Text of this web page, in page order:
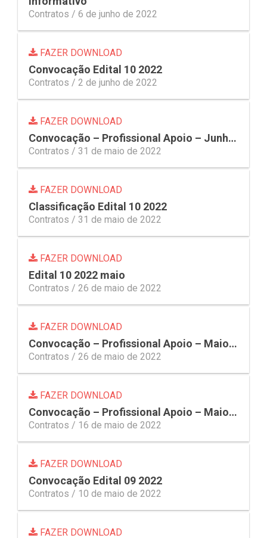
Contratos / 6 de junho de 2022
FAZER DOWNLOAD
Convocação Edital 10 2022
Contratos / 2 de junho de 2022
FAZER DOWNLOAD
Convocação – Profissional Apoio – Junho Res 15 2022
Contratos / 31 de maio de 2022
FAZER DOWNLOAD
Classificação Edital 10 2022
Contratos / 31 de maio de 2022
FAZER DOWNLOAD
Edital 10 2022 maio
Contratos / 26 de maio de 2022
FAZER DOWNLOAD
Convocação – Profissional Apoio – Maio2 Res 15 2022
Contratos / 26 de maio de 2022
FAZER DOWNLOAD
Convocação – Profissional Apoio – Maio Correto Res 15 2022
Contratos / 16 de maio de 2022
FAZER DOWNLOAD
Convocação Edital 09 2022
Contratos / 10 de maio de 2022
FAZER DOWNLOAD